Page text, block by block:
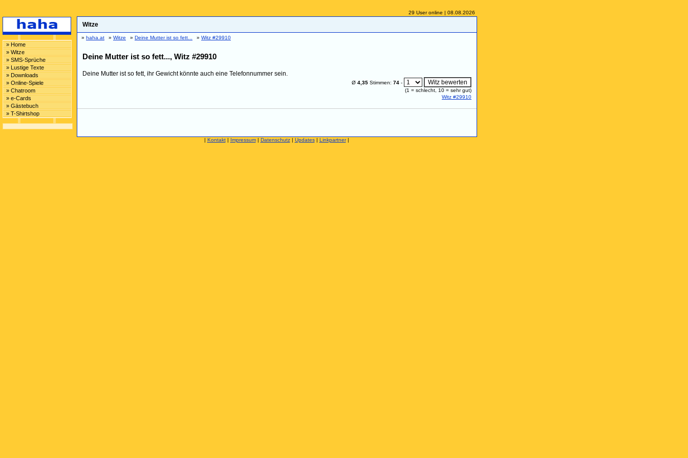
» Home
» Witze
» SMS-Sprüche
» Lustige Texte
» Downloads
» Online-Spiele
» Chatroom
» e-Cards
» Gästebuch
» T-Shirtshop
29 User online | 08.08.2026
Witze
» haha.at » Witze » Deine Mutter ist so fett... » Witz #29910
Deine Mutter ist so fett..., Witz #29910
Deine Mutter ist so fett, ihr Gewicht könnte auch eine Telefonnummer sein.
Ø 4,35 Stimmen: 74 -
(1 = schlecht, 10 = sehr gut)
Witz #29910
| Kontakt| Impressum| Datenschutz| Updates| Linkpartner|